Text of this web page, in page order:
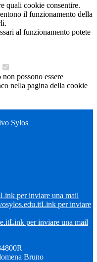
quali cookie consentire.
il funzionamento della
al funzionamento potete
possono essere
nella pagina della cookie
Sylos
Link per inviare una mail
Link per inviare
Link per inviare una mail
Bruno